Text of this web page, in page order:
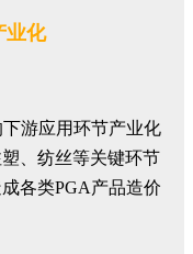
业化
游应用环节产业化
、纺丝等关键环节
各类PGA产品造价